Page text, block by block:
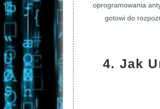
oprogramowania
gotowi do
4. Jak